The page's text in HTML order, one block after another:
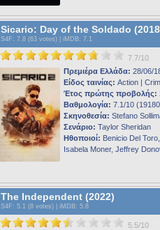
Sicario: Day of the Soldado
S4F : 7.8 (63 votes) | iMDB: 7.1
7.7/10
Πρεμιέρα Ελλάδα: 28/06/
Είδος ταινίας: Action |
Έτος πρώτης προβολής:
Βαθμολογία: 7.1/10
Σκηνοθεσία: Stefano
Σενάριο: Taylor Sheridan
Ηθοποιοί: Benicio Del
Isabela Moner, Jeffrey
The Independent (2022)
S4F : 5.1 (8 votes) | iMDB: 5.8
5.5/10